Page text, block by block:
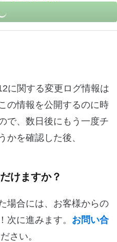
に関する変更ログ情報は
の情報を公開するのに時
で、数日後にもう一度チ
かを確認した後、
けますか？
場合には、お客様からの
次に進みます。 お問い合
さい。